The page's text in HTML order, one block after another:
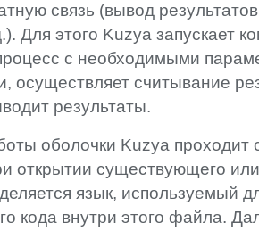
связь (вывод
Для этого Kuzya запускает
с необходимыми
осуществляет считывание
результаты.
оболочки Kuzya
открытии существующего
язык, используемый
кода внутри этого файла.